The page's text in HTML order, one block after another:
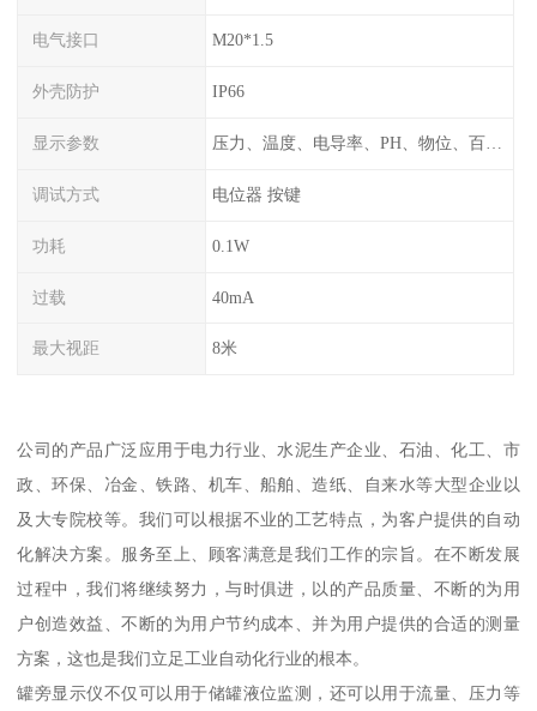
电气接口 M20*1.5
外壳防护 IP66
显示参数 压力、温度、电导率、PH、物位、百分比率
调试方式 电位器 按键
功耗 0.1W
过载 40mA
最大视距 8米
公司的产品广泛应用于电力行业、水泥生产企业、石油、化工、市
政、环保、冶金、铁路、机车、船舶、造纸、自来水等大型企业以
及大专院校等。我们可以根据不业的工艺特点，为客户提供的自动
化解决方案。服务至上、顾客满意是我们工作的宗旨。在不断发展
过程中，我们将继续努力，与时俱进，以的产品质量、不断的为用
户创造效益、不断的为用户节约成本、并为用户提供的合适的测量
方案，这也是我们立足工业自动化行业的根本。
罐旁显示仪不仅可以用于储罐液位监测，还可以用于流量、压力等